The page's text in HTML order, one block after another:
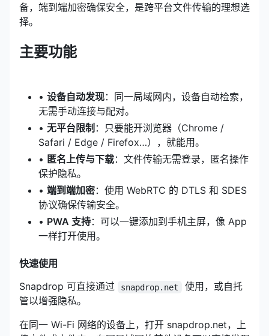
备，端到端加密确保安全，是跨平台文件传输的理想选
择。
主要功能
• 设备自动发现：同一局域网内，设备自动检索，
无需手动连接与配对。
• 无平台限制 ：只要能开浏览器（Chrome /
Safari / Edge / Firefox…），就能用。
• 匿名上传与下载：文件传输无需登录，匿名操作
保护隐私。
• 端到端加密：使用 WebRTC 的 DTLS 和 SDES
协议确保传输安全。
• PWA 支持：可以一键添加到手机主屏，像 App
一样打开使用。
快速使用
Snapdrop 可直接通过
snapdrop.net
使用，或自托
管以增强隐私。
在同一 Wi-Fi 网络的设备上，打开 snapdrop.net，上